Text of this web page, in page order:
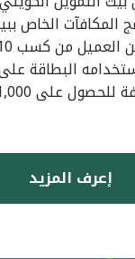
المكافآت الخاص
استخدامه
إعرف المزيد